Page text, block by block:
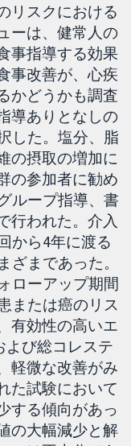
リスクにおける
ーは、健常人の
事指導する効果
事改善が、心疾
かどうかも調査
導ありとなしの
した。塩分、脂
の摂取の増加に
の参加者に勧め
ループ指導、書
行われた。介入
から4年に渡る
ざまであった。
ローアップ期間
または癌のリス
有効性の高いエ
よび総コレステ
軽微な改善がみ
た試験において
する傾向があっ
の大幅減少と解